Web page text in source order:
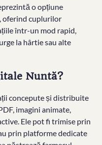
o opțiune
, oferind cuplurilor
într-un mod rapid,
la hârtie sau alte
Nuntă?
concepute și distribuite
imagini animate,
Ele pot fi trimise prin
prin platforme dedicate